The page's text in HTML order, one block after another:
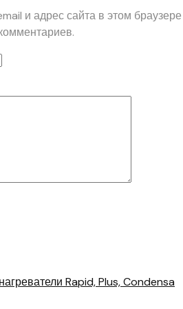
и адрес сайта в этом браузере
Rapid, Plus, Condensa